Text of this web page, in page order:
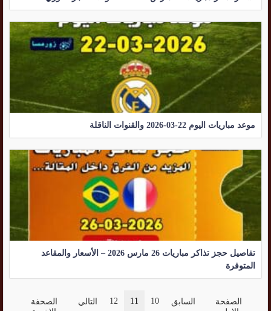
موعد مباريات اليوم 22-03-2026 والقنوات الناقلة
تفاصيل حجز تذاكر مباريات 26 مارس 2026 – الأسعار والمقاعد
المتوفرة
الصفحة
السابق 10
11
12 التالي
الصحفة